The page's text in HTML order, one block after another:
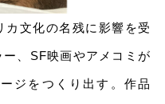
⽂化の名残に影響を受
、SF映画やアメコミが
ジをつくり出す。作品